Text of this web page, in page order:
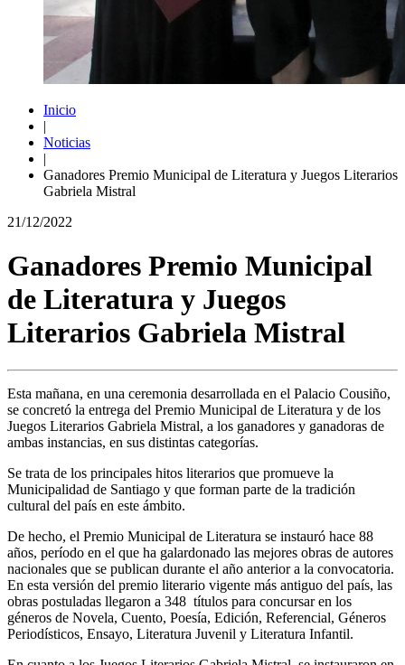
Inicio
|
Noticias
|
Ganadores Premio Municipal de Literatura y Juegos Literarios
Gabriela Mistral
21/12/2022
Ganadores Premio Municipal
de Literatura y Juegos
Literarios Gabriela Mistral
Esta mañana, en una ceremonia desarrollada en el Palacio Cousiño,
se concretó la entrega del Premio Municipal de Literatura y de los
Juegos Literarios Gabriela Mistral, a los ganadores y ganadoras de
ambas instancias, en sus distintas categorías.
Se trata de los principales hitos literarios que promueve la
Municipalidad de Santiago y que forman parte de la tradición
cultural del país en este ámbito.
De hecho, el Premio Municipal de Literatura se instauró hace 88
años, período en el que ha galardonado las mejores obras de autores
nacionales que se publican durante el año anterior a la convocatoria.
En esta versión del premio literario vigente más antiguo del país, las
obras postuladas llegaron a 348 títulos para concursar en los
géneros de Novela, Cuento, Poesía, Edición, Referencial, Géneros
Periodísticos, Ensayo, Literatura Juvenil y Literatura Infantil.